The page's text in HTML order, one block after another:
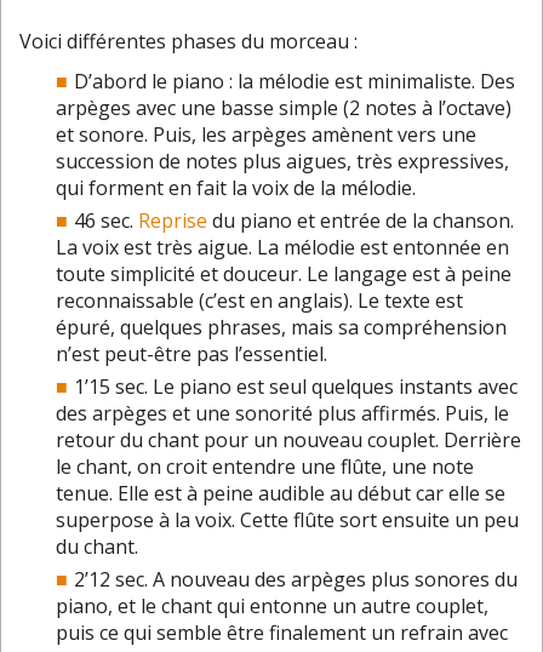
Voici différentes phases du morceau :
D’abord le piano : la mélodie est minimaliste. Des
arpèges avec une basse simple (2 notes à l’octave)
et sonore. Puis, les arpèges amènent vers une
succession de notes plus aigues, très expressives,
qui forment en fait la voix de la mélodie.
46 sec. Reprise du piano et entrée de la chanson.
La voix est très aigue. La mélodie est entonnée en
toute simplicité et douceur. Le langage est à peine
reconnaissable (c’est en anglais). Le texte est
épuré, quelques phrases, mais sa compréhension
n’est peut-être pas l’essentiel.
1’15 sec. Le piano est seul quelques instants avec
des arpèges et une sonorité plus affirmés. Puis, le
retour du chant pour un nouveau couplet. Derrière
le chant, on croit entendre une flûte, une note
tenue. Elle est à peine audible au début car elle se
superpose à la voix. Cette flûte sort ensuite un peu
du chant.
2’12 sec. A nouveau des arpèges plus sonores du
piano, et le chant qui entonne un autre couplet,
puis ce qui semble être finalement un refrain avec